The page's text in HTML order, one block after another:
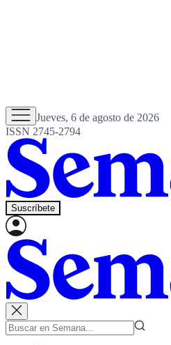
Jueves, 6 de agosto de 2026
ISSN 2745-2794
Suscríbete